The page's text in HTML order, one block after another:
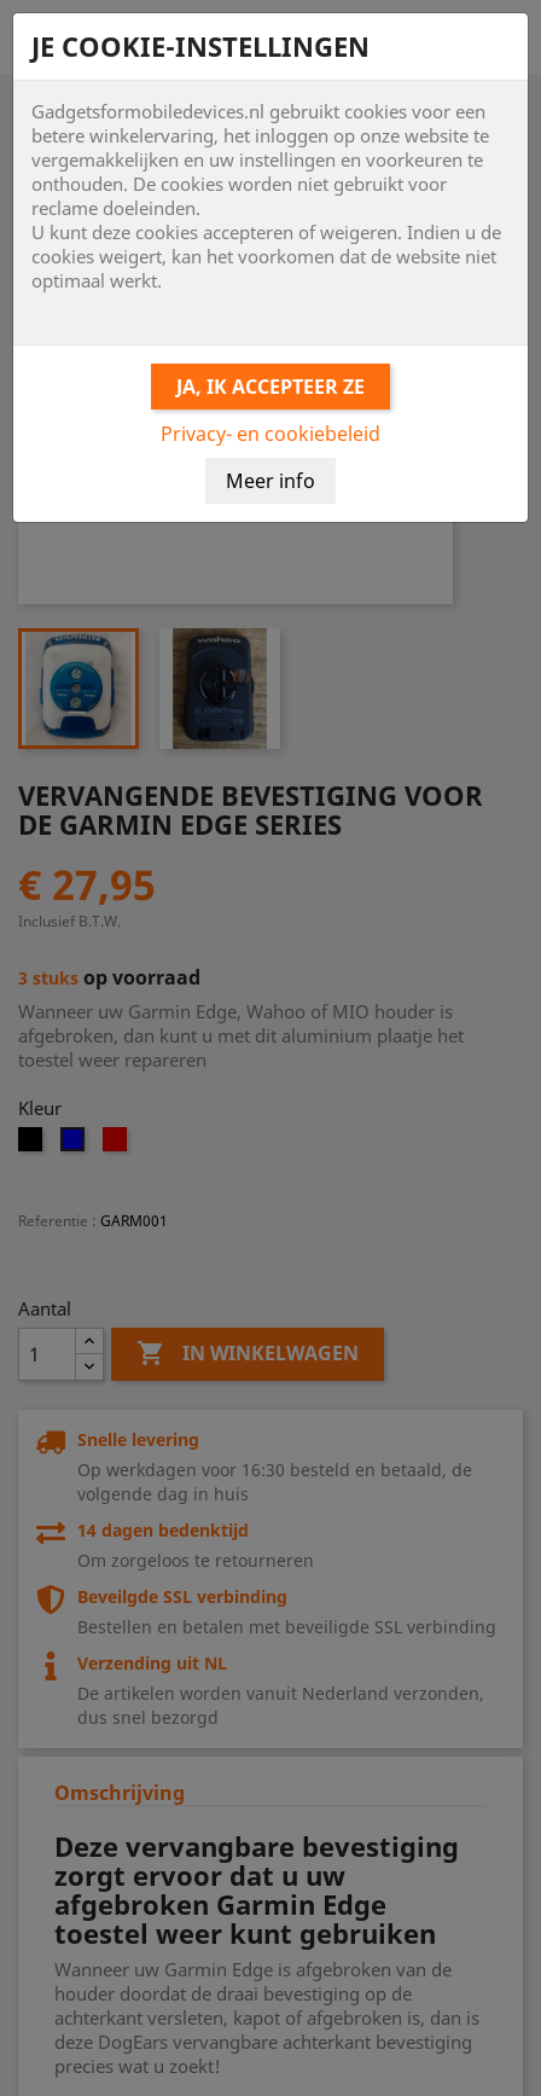

VERVANGENDE BEVESTIGING VOOR
DE GARMIN EDGE SERIES
€ 27,95
Inclusief B.T.W.
3 stuks op voorraad
Wanneer uw Garmin Edge, Wahoo of MIO houder is
afgebroken, dan kunt u met dit aluminium plaatje het
toestel weer repareren
Kleur
Referentie : GARM001
Aantal
 IN WINKELWAGEN
Snelle levering
Op werkdagen voor 16:30 besteld en betaald, de
volgende dag in huis
14 dagen bedenktijd
Om zorgeloos te retourneren
Beveilgde SSL verbinding
Bestellen en betalen met beveiligde SSL verbinding
Verzending uit NL
De artikelen worden vanuit Nederland verzonden,
dus snel bezorgd
Omschrijving
Deze vervangbare bevestiging
zorgt ervoor dat u uw
afgebroken Garmin Edge
toestel weer kunt gebruiken
Wanneer uw Garmin Edge is afgebroken van de
houder doordat de draai bevestiging op de
achterkant versleten, kapot of afgebroken is, dan is
deze DogEars vervangbare achterkant bevestiging
precies wat u zoekt!
JE COOKIE-INSTELLINGEN
Gadgetsformobiledevices.nl gebruikt cookies voor een
betere winkelervaring, het inloggen op onze website te
vergemakkelijken en uw instellingen en voorkeuren te
onthouden. De cookies worden niet gebruikt voor
reclame doeleinden.
U kunt deze cookies accepteren of weigeren. Indien u de
cookies weigert, kan het voorkomen dat de website niet
optimaal werkt.
Privacy- en cookiebeleid